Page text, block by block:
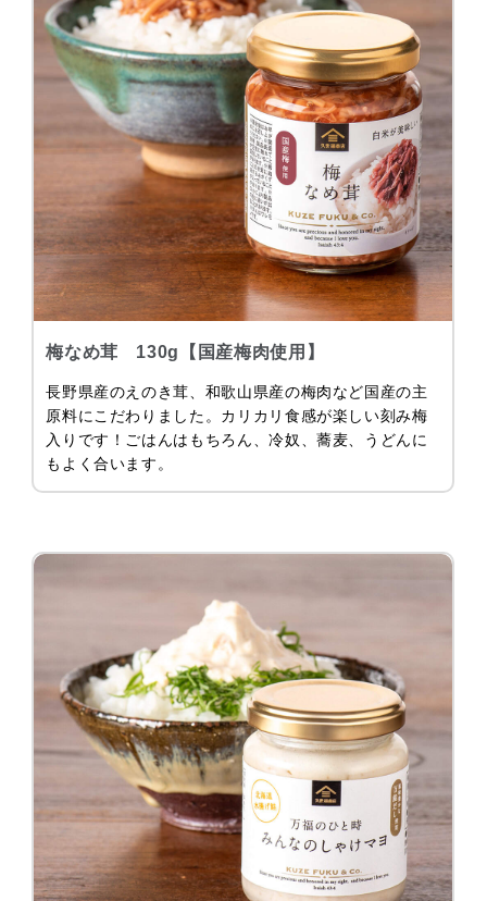
梅なめ茸 130g【国産梅肉使用】
長野県産のえのき茸、和歌山県産の梅肉など国産の主
原料にこだわりました。カリカリ食感が楽しい刻み梅
入りです！ごはんはもちろん、冷奴、蕎麦、うどんに
もよく合います。